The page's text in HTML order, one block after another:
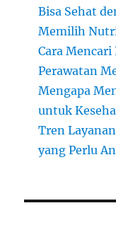
Bisa Sehat
Memilih
Cara
Perawatan
Mengapa
untuk
Tren
yang Perlu